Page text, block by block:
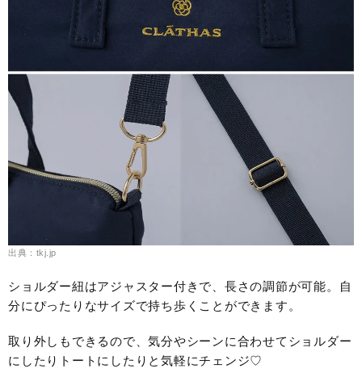
出典：tkj.jp
ショルダー紐はアジャスター付きで、長さの調節が可能。自
分にぴったりなサイズで持ち歩くことができます。
取り外しもできるので、気分やシーンに合わせてショルダー
にしたりトートにしたりと気軽にチェンジ♡